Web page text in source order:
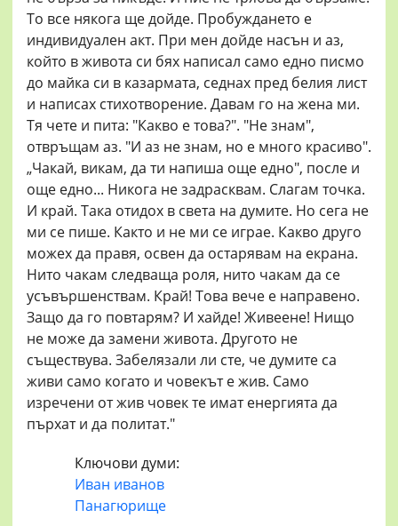
То все някога ще дойде. Пробуждането е
индивидуален акт. При мен дойде насън и аз,
който в живота си бях написал само едно писмо
до майка си в казармата, седнах пред белия лист
и написах стихотворение. Давам го на жена ми.
Тя чете и пита: "Какво е това?". "Не знам",
отвръщам аз. "И аз не знам, но е много красиво".
„Чакай, викам, да ти напиша още едно", после и
още едно... Никога не задрасквам. Слагам точка.
И край. Така отидох в света на думите. Но сега не
ми се пише. Както и не ми се играе. Какво друго
можех да правя, освен да остарявам на екрана.
Нито чакам следваща роля, нито чакам да се
усъвършенствам. Край! Това вече е направено.
Защо да го повтарям? И хайде! Живеене! Нищо
не може да замени живота. Другото не
съществува. Забелязали ли сте, че думите са
живи само когато и човекът е жив. Само
изречени от жив човек те имат енергията да
пърхат и да политат."
Ключови думи:
Иван иванов
Панагюрище